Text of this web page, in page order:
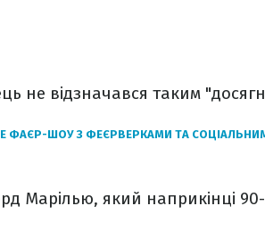
не відзначався таким
ФАЄР-ШОУ З ФЕЄРВЕРКАМИ ТА
Марілью, який наприкінці